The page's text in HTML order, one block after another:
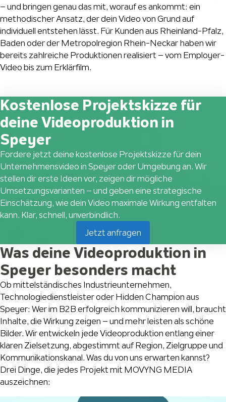
– und bringen genau das mit, worauf es ankommt: ein
methodischer Ansatz, der dein Video von Grund auf
individuell entstehen lässt. Für Kunden aus Rheinland-Pfalz,
Baden oder der Metropolregion Rhein-Neckar haben wir
bereits zahlreiche Produktionen realisiert – vom Employer-
Video bis zum Erklärfilm.
Kostenlose Projektskizze für
deine Videoproduktion in
Speyer
Fordere jetzt deine kostenlose Projektskizze für dein
Unternehmensvideo in Speyer oder Umgebung an. Wir
stellen dir erste Ideen vor, zeigen dir mögliche
Umsetzungsvarianten – und geben eine strategische
Einschätzung, wie dein Video maximale Wirkung entfalten
kann. Klar, schnell, unverbindlich.
Jetzt anfragen
Was deine Videoproduktion in
Speyer besonders macht
Ob mittelständisches Industrieunternehmen,
Technologiedienstleister oder Hidden Champion aus
Speyer: Wer im B2B erfolgreich kommunizieren will, braucht
Inhalte, die Wirkung zeigen – und mehr leisten als schöne
Bilder. Wir entwickeln jede Videoproduktion entlang einer
klaren Zielsetzung, abgestimmt auf Region, Zielgruppe und
Kommunikationskanal. Was du von uns erwarten kannst?
Drei Dinge, die jedes Projekt mit MOVYNG MEDIA
auszeichnen: